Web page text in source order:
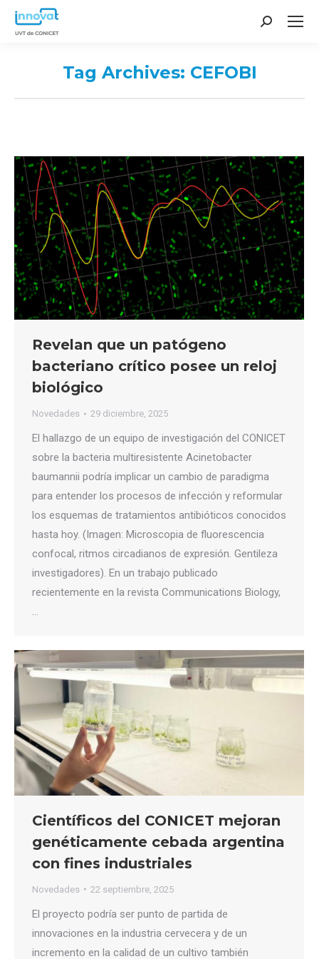
Search:
Tag Archives: CEFOBI
Revelan que un patógeno
bacteriano crítico posee un reloj
biológico
Novedades 29 diciembre, 2025
El hallazgo de un equipo de investigación del CONICET
sobre la bacteria multiresistente Acinetobacter
baumannii podría implicar un cambio de paradigma
para entender los procesos de infección y reformular
los esquemas de tratamientos antibióticos conocidos
hasta hoy. (Imagen: Microscopia de fluorescencia
confocal, ritmos circadianos de expresión. Gentileza
investigadores). En un trabajo publicado
recientemente en la revista Communications Biology,
…
Científicos del CONICET mejoran
genéticamente cebada argentina
con fines industriales
Novedades 22 septiembre, 2025
El proyecto podría ser punto de partida de
innovaciones en la industria cervecera y de un
incremento en la calidad de un cultivo también